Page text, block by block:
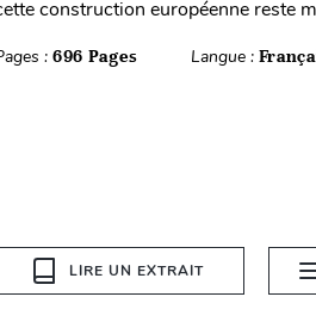
construction européenne reste
: 696 Pages Langue :
LIRE UN EXTRAIT